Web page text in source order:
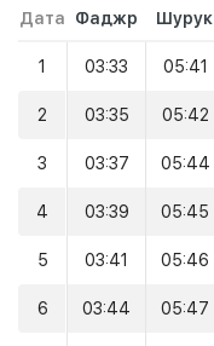
Дата Фаджр Шурук
1 03:33 05:41
2 03:35 05:42
3 03:37 05:44
4 03:39 05:45
5 03:41 05:46
6 03:44 05:47